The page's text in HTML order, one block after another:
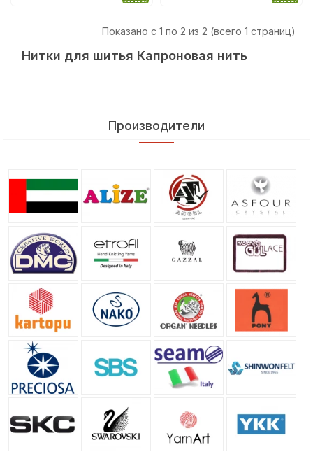
Показано с 1 по 2 из 2 (всего 1 страниц)
Нитки для шитья Капроновая нить
Производители